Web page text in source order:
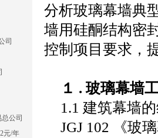
司
公司
元/年
分析玻璃幕墙典
墙用硅酮结构密
控制项目要求，
１ . 玻璃幕墙
1.1 建筑幕墙
JGJ 102
《玻